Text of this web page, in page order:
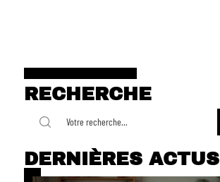
RECHERCHE
DERNIÈRES ACTUS